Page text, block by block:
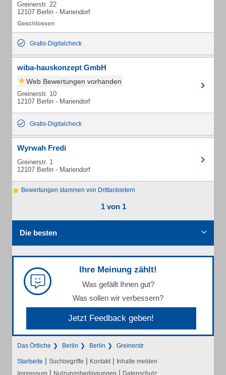
Greinerstr. 22
12107 Berlin - Mariendorf
Gratis-Digitalcheck
wiba-hauskonzept GmbH
Web Bewertungen vorhanden
Greinerstr. 10
12107 Berlin - Mariendorf
Gratis-Digitalcheck
Wyrwah Fredi
Greinerstr. 1
12107 Berlin - Mariendorf
Bewertungen stammen von Drittanbietern
1 von 1
Die besten
Ihre Meinung zählt!
Was gefällt Ihnen gut?
Was sollen wir verbessern?
Jetzt Feedback geben!
Das Örtliche Berlin Berlin Greinerstr
Startseite | Suchbegriffe | Kontakt | Inhalte melden
| |